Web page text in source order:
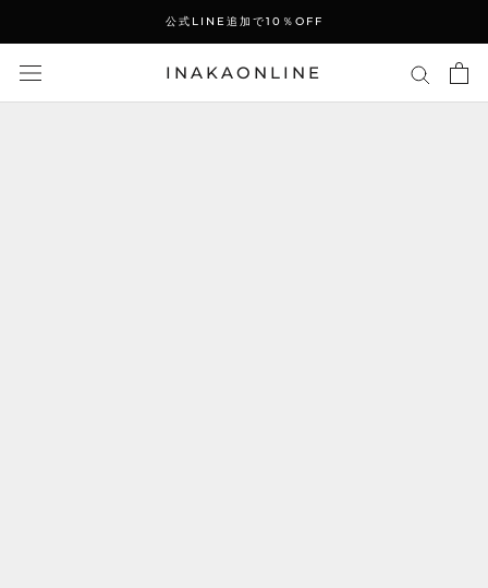
公式LINE追加で10％OFF
INAKAONLINE